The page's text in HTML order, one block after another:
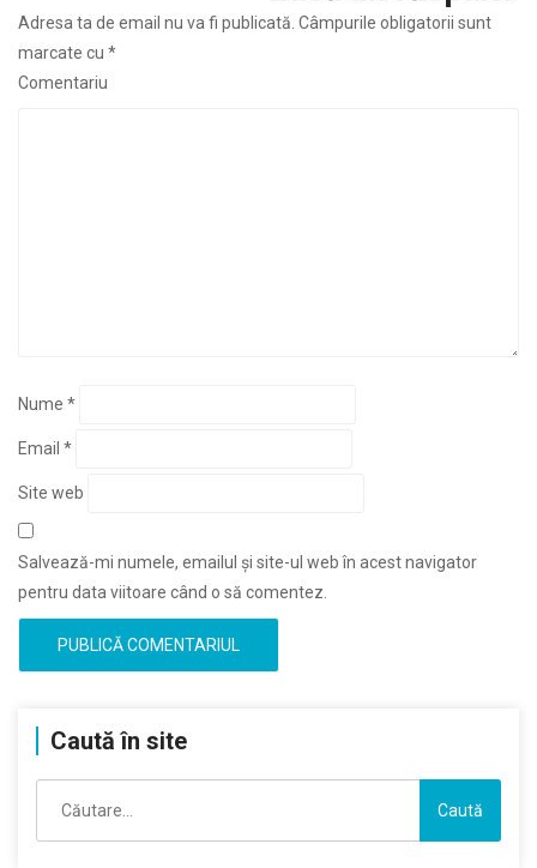
articole
Adresa ta de email nu va fi publicată. Câmpurile obligatorii sunt
marcate cu *
Comentariu
Nume *
Email *
Site web
Salvează-mi numele, emailul și site-ul web în acest navigator
pentru data viitoare când o să comentez.
Caută în site
după: